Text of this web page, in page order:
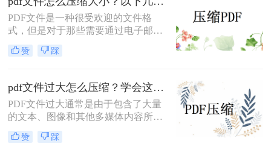
的小一点方法。
PDF文件是一种很受欢迎的文件格
式，但是对于那些需要通过电子邮件
或云存储服务发送PDF文件的人来
说，文件大小可能会成为一个问题，
制。在这种情况下，您需要一种方法
来快速减小PDF文件的大小。这里介
绍pdf文件怎么压缩大小方法来帮助您
压缩PDF文件。
赞 踩
pdf文件过大怎么压缩？学会这二个方法就够了！
PDF文件过大通常是由于包含了大量
的文本、图像和其他多媒体内容所导
致的。为了解决这个问题，我们可以
使用一些技术手段来压缩PDF文件的
赞 踩